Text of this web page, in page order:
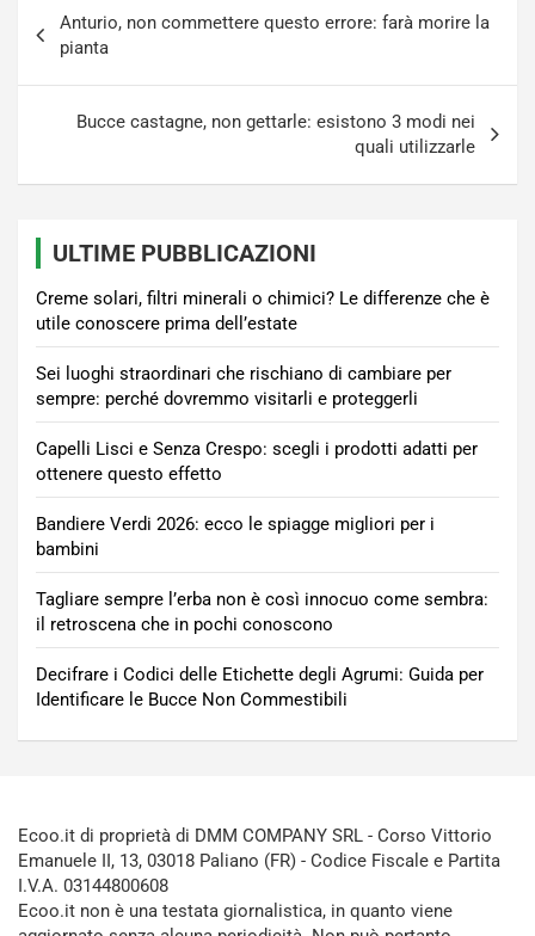
articoli
Anturio, non commettere questo errore: farà morire la
pianta
Bucce castagne, non gettarle: esistono 3 modi nei
quali utilizzarle
ULTIME PUBBLICAZIONI
Creme solari, filtri minerali o chimici? Le differenze che è
utile conoscere prima dell’estate
Sei luoghi straordinari che rischiano di cambiare per
sempre: perché dovremmo visitarli e proteggerli
Capelli Lisci e Senza Crespo: scegli i prodotti adatti per
ottenere questo effetto
Bandiere Verdi 2026: ecco le spiagge migliori per i
bambini
Tagliare sempre l’erba non è così innocuo come sembra:
il retroscena che in pochi conoscono
Decifrare i Codici delle Etichette degli Agrumi: Guida per
Identificare le Bucce Non Commestibili
Ecoo.it di proprietà di DMM COMPANY SRL - Corso Vittorio
Emanuele II, 13, 03018 Paliano (FR) - Codice Fiscale e Partita
I.V.A. 03144800608
Ecoo.it non è una testata giornalistica, in quanto viene